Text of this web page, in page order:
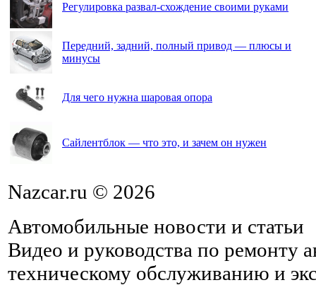
Регулировка развал-схождение своими руками
Передний, задний, полный привод — плюсы и
минусы
Для чего нужна шаровая опора
Сайлентблок — что это, и зачем он нужен
Nazcar.ru © 2026
Автомобильные новости и статьи
Видео и руководства по ремонту
техническому обслуживанию и